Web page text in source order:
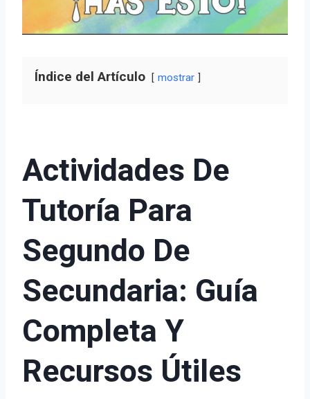
Índice del Artículo mostrar
Actividades De
Tutoría Para
Segundo De
Secundaria: Guía
Completa Y
Recursos Útiles